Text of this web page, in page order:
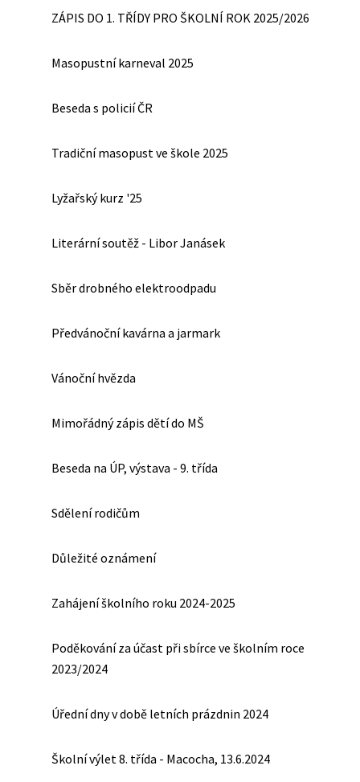
ZÁPIS DO 1. TŘÍDY PRO ŠKOLNÍ ROK 2025/2026
Masopustní karneval 2025
Beseda s policií ČR
Tradiční masopust ve škole 2025
Lyžařský kurz '25
Literární soutěž - Libor Janásek
Sběr drobného elektroodpadu
Předvánoční kavárna a jarmark
Vánoční hvězda
Mimořádný zápis dětí do MŠ
Beseda na ÚP, výstava - 9. třída
Sdělení rodičům
Důležité oznámení
Zahájení školního roku 2024-2025
Poděkování za účast při sbírce ve školním roce
2023/2024
Úřední dny v době letních prázdnin 2024
Školní výlet 8. třída - Macocha, 13.6.2024